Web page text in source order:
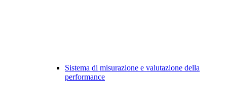
Sistema di misurazione e valutazione della
performance